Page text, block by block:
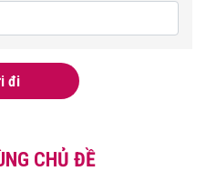
đi
CHỦ ĐỀ